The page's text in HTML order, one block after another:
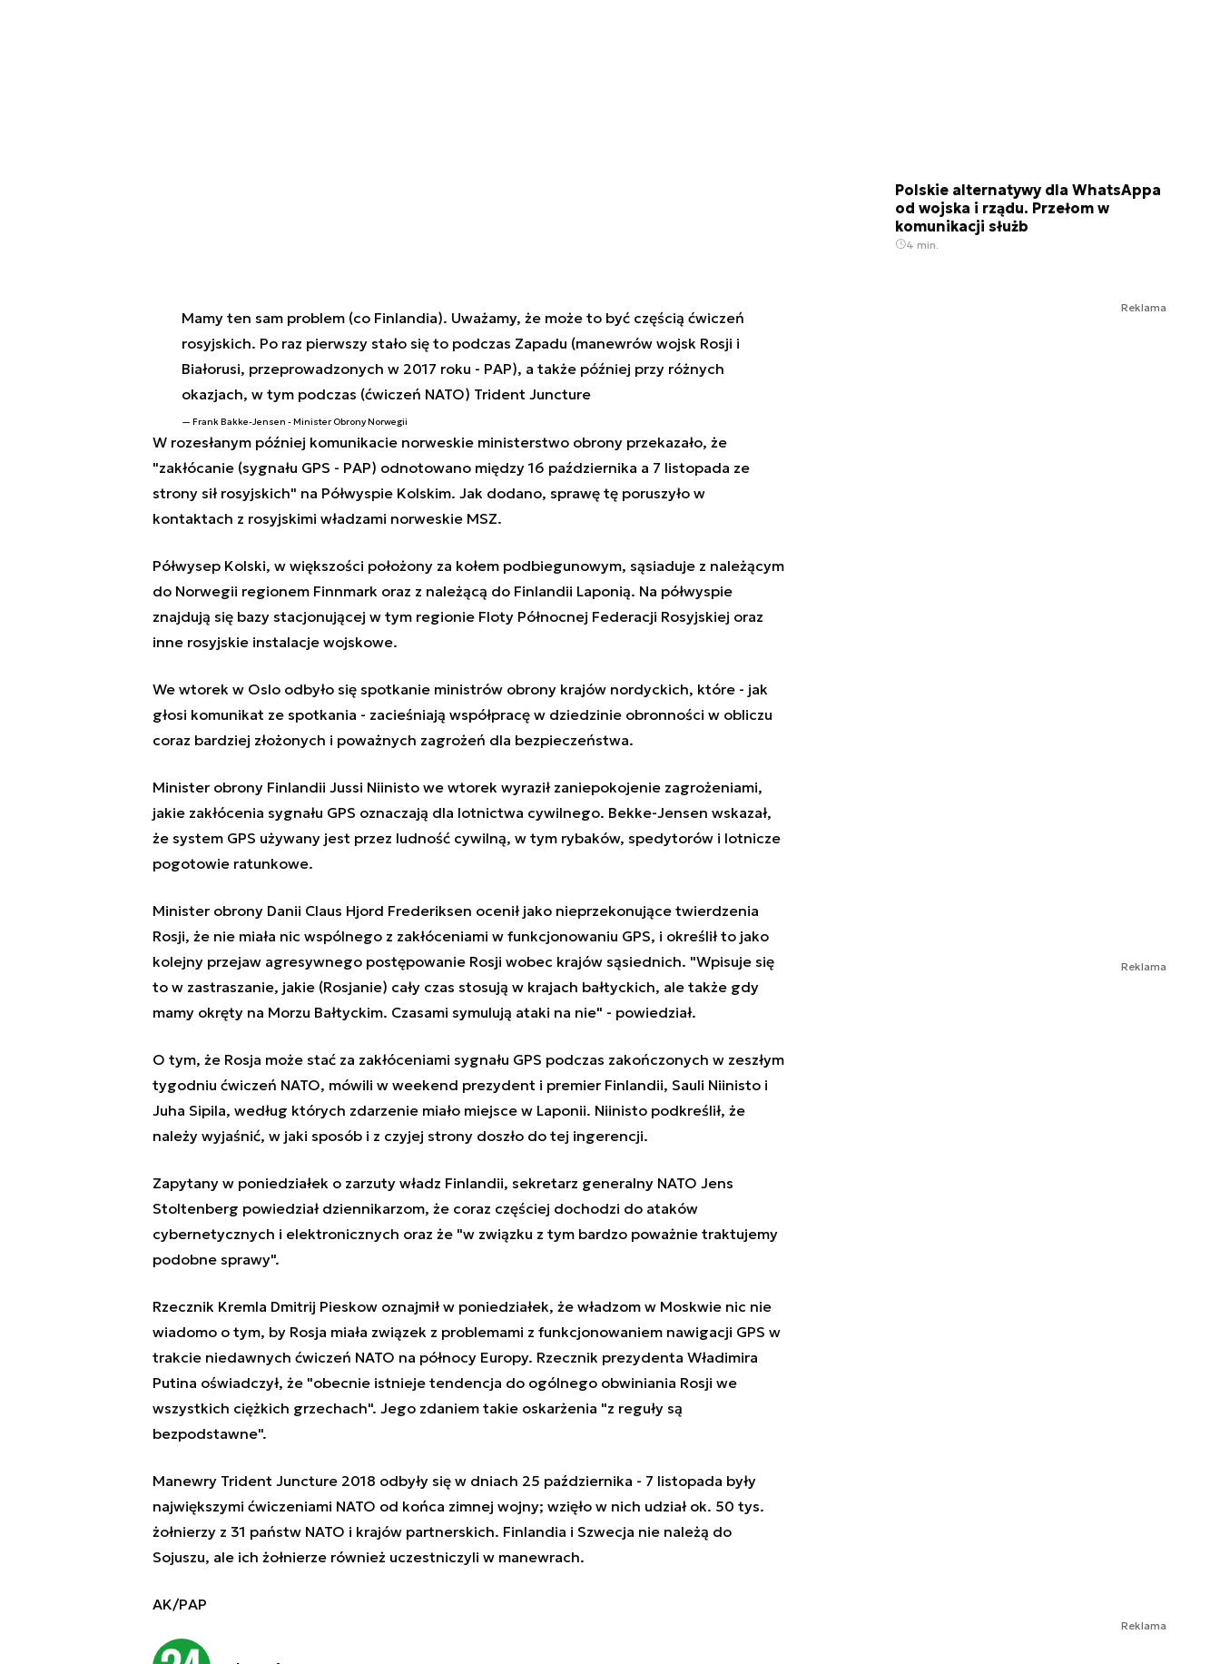
Mamy ten sam problem (co Finlandia). Uważamy, że może to być częścią ćwiczeń
rosyjskich. Po raz pierwszy stało się to podczas Zapadu (manewrów wojsk Rosji i
Białorusi, przeprowadzonych w 2017 roku - PAP), a także później przy różnych
okazjach, w tym podczas (ćwiczeń NATO) Trident Juncture
Frank Bakke-Jensen - Minister Obrony Norwegii
W rozesłanym później komunikacie norweskie ministerstwo obrony przekazało, że
"zakłócanie (sygnału GPS - PAP) odnotowano między 16 października a 7 listopada ze
strony sił rosyjskich" na Półwyspie Kolskim. Jak dodano, sprawę tę poruszyło w
kontaktach z rosyjskimi władzami norweskie MSZ.
Półwysep Kolski, w większości położony za kołem podbiegunowym, sąsiaduje z należącym
do Norwegii regionem Finnmark oraz z należącą do Finlandii Laponią. Na półwyspie
znajdują się bazy stacjonującej w tym regionie Floty Północnej Federacji Rosyjskiej oraz
inne rosyjskie instalacje wojskowe.
We wtorek w Oslo odbyło się spotkanie ministrów obrony krajów nordyckich, które - jak
głosi komunikat ze spotkania - zacieśniają współpracę w dziedzinie obronności w obliczu
coraz bardziej złożonych i poważnych zagrożeń dla bezpieczeństwa.
Minister obrony Finlandii Jussi Niinisto we wtorek wyraził zaniepokojenie zagrożeniami,
jakie zakłócenia sygnału GPS oznaczają dla lotnictwa cywilnego. Bekke-Jensen wskazał,
że system GPS używany jest przez ludność cywilną, w tym rybaków, spedytorów i lotnicze
pogotowie ratunkowe.
Minister obrony Danii Claus Hjord Frederiksen ocenił jako nieprzekonujące twierdzenia
Rosji, że nie miała nic wspólnego z zakłóceniami w funkcjonowaniu GPS, i określił to jako
kolejny przejaw agresywnego postępowanie Rosji wobec krajów sąsiednich. "Wpisuje się
to w zastraszanie, jakie (Rosjanie) cały czas stosują w krajach bałtyckich, ale także gdy
mamy okręty na Morzu Bałtyckim. Czasami symulują ataki na nie" - powiedział.
O tym, że Rosja może stać za zakłóceniami sygnału GPS podczas zakończonych w zeszłym
tygodniu ćwiczeń NATO, mówili w weekend prezydent i premier Finlandii, Sauli Niinisto i
Juha Sipila, według których zdarzenie miało miejsce w Laponii. Niinisto podkreślił, że
należy wyjaśnić, w jaki sposób i z czyjej strony doszło do tej ingerencji.
Zapytany w poniedziałek o zarzuty władz Finlandii, sekretarz generalny NATO Jens
Stoltenberg powiedział dziennikarzom, że coraz częściej dochodzi do ataków
cybernetycznych i elektronicznych oraz że "w związku z tym bardzo poważnie traktujemy
podobne sprawy".
Rzecznik Kremla Dmitrij Pieskow oznajmił w poniedziałek, że władzom w Moskwie nic nie
wiadomo o tym, by Rosja miała związek z problemami z funkcjonowaniem nawigacji GPS w
trakcie niedawnych ćwiczeń NATO na północy Europy. Rzecznik prezydenta Władimira
Putina oświadczył, że "obecnie istnieje tendencja do ogólnego obwiniania Rosji we
wszystkich ciężkich grzechach". Jego zdaniem takie oskarżenia "z reguły są
bezpodstawne".
Manewry Trident Juncture 2018 odbyły się w dniach 25 października - 7 listopada były
największymi ćwiczeniami NATO od końca zimnej wojny; wzięło w nich udział ok. 50 tys.
żołnierzy z 31 państw NATO i krajów partnerskich. Finlandia i Szwecja nie należą do
Sojuszu, ale ich żołnierze również uczestniczyli w manewrach.
AK/PAP
Polskie alternatywy dla WhatsAppa
od wojska i rządu. Przełom w
komunikacji służb
4 min.
Reklama
Reklama
Reklama